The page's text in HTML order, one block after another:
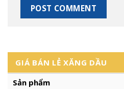
GIÁ BÁN LẺ XĂNG DẦU
Sản phẩm